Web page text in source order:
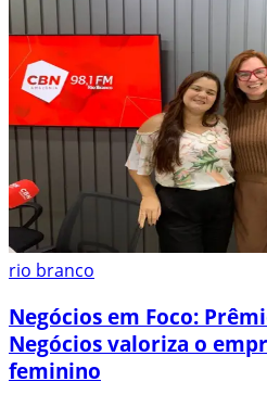
rio branco
Negócios em Foco:
Negócios valoriza o
feminino